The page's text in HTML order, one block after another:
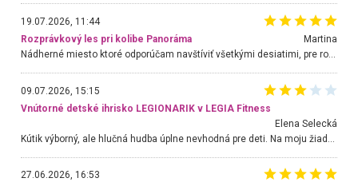
19.07.2026, 11:44
Rozprávkový les pri kolibe Panoráma
Martina
Nádherné miesto ktoré odporúčam navštíviť všetkými desiatimi, pre rodiny s deťmi, dôchodcom... Proste a jednoducho ozaj rozprávkový les.. určite ešte prídeme. Odniesli sme si na pamiatku krásne tričká,
09.07.2026, 15:15
Vnútorné detské ihrisko LEGIONARIK v LEGIA Fitness
Elena Selecká
27.06.2026, 16:53